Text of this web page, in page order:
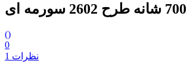
()
0
1 نظرات